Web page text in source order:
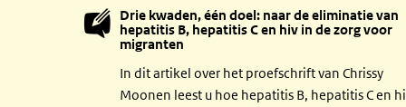
Drie kwaden, één doel: naar de eliminatie van
hepatitis B, hepatitis C en hiv in de zorg voor
migranten
In dit artikel over het proefschrift van Chrissy
Moonen leest u hoe hepatitis B, hepatitis C en